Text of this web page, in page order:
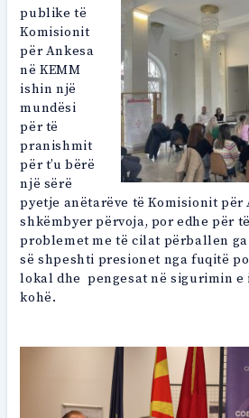
publike të
Komisionit
për Ankesa
në KEMM
ishin një
mundësi
për të
pranishmit
për t’u bërë
një sërë
pyetje anëtarëve të Komisionit për
shkëmbyer përvoja, por edhe për
problemet me të cilat përballen
së shpeshti presionet nga fuqitë
lokal dhe pengesat në sigurimin
kohë.